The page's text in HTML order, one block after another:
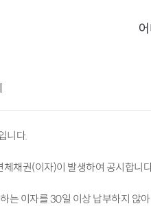
니다.
채권(이자)이 발생하여 공시합니
는 이자를 30일 이상 납부하지 않